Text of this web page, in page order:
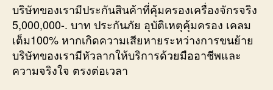
บริษัทของเรามีประกันสินค้าที่คุ้มครองเครื่องจักรจริง
5,000,000-. บาท ประกันภัย อุบัติเหตุคุ้มครอง เคลม
เต็ม100% หากเกิดความเสียหายระหว่างการขนย้าย
บริษัทของเรามีหัวลากให้บริการด้วยมืออาชีพและ
ความจริงใจ ตรงต่อเวลา